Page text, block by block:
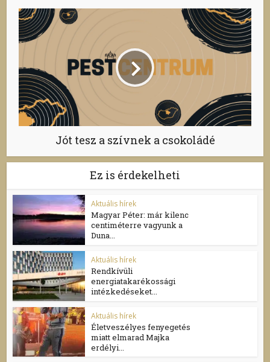
Jót tesz a szívnek a csokoládé
Ez is érdekelheti
Aktuális hírek
Magyar Péter: már kilenc
centiméterre vagyunk a
Duna...
Aktuális hírek
Rendkívüli
energiatakarékossági
intézkedéseket...
Aktuális hírek
Életveszélyes fenyegetés
miatt elmarad Majka
erdélyi...